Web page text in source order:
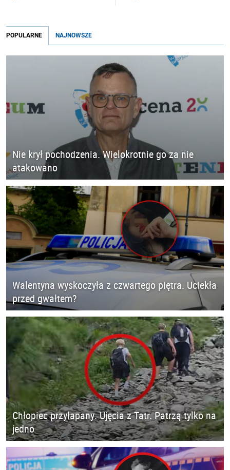
POPULARNE NAJNOWSZE
Nie krył pochodzenia. Wielokrotnie go za nie
atakowano
Walentyna wyskoczyła z czwartego piętra. Uciekła
przed gwałtem?
Chłopiec przyłapany. Ujęcia z Tatr. Patrzą tylko na
jedno